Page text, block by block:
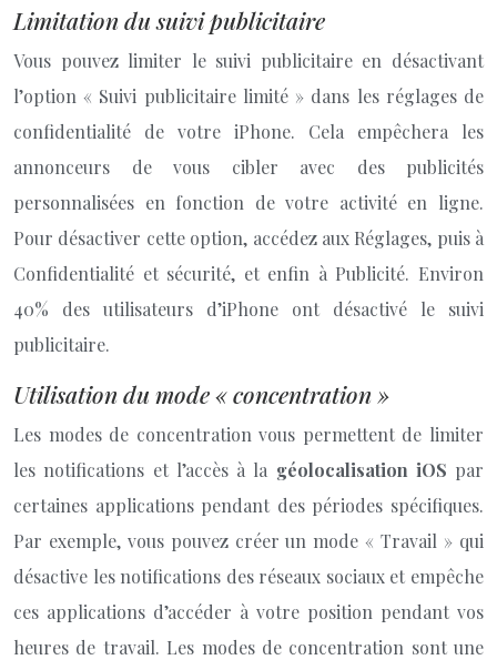
Limitation du suivi publicitaire
Vous pouvez limiter le suivi publicitaire en désactivant
l’option « Suivi publicitaire limité » dans les réglages de
confidentialité de votre iPhone. Cela empêchera les
annonceurs de vous cibler avec des publicités
personnalisées en fonction de votre activité en ligne.
Pour désactiver cette option, accédez aux Réglages, puis à
Confidentialité et sécurité, et enfin à Publicité. Environ
40% des utilisateurs d’iPhone ont désactivé le suivi
publicitaire.
Utilisation du mode « concentration »
Les modes de concentration vous permettent de limiter
les notifications et l’accès à la géolocalisation iOS par
certaines applications pendant des périodes spécifiques.
Par exemple, vous pouvez créer un mode « Travail » qui
désactive les notifications des réseaux sociaux et empêche
ces applications d’accéder à votre position pendant vos
heures de travail. Les modes de concentration sont une